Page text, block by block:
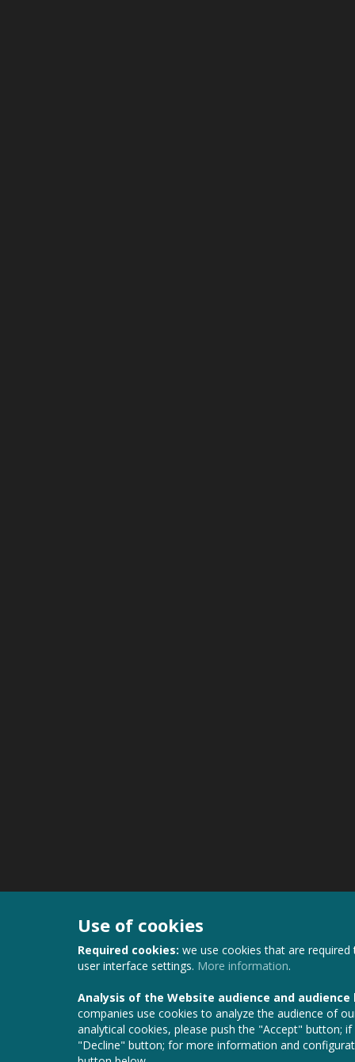
Use of cookies
Required cookies: we use cookies that are
user interface settings. More information.
Analysis of the Website audience and
companies use cookies to analyze the audience of
analytical cookies, please push the "Accept" button;
"Decline" button; for more information and